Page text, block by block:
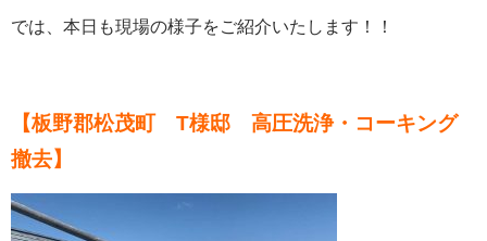
では、本日も現場の様子をご紹介いたします！！
【板野郡松茂町 T様邸 高圧洗浄・コーキング
撤去】